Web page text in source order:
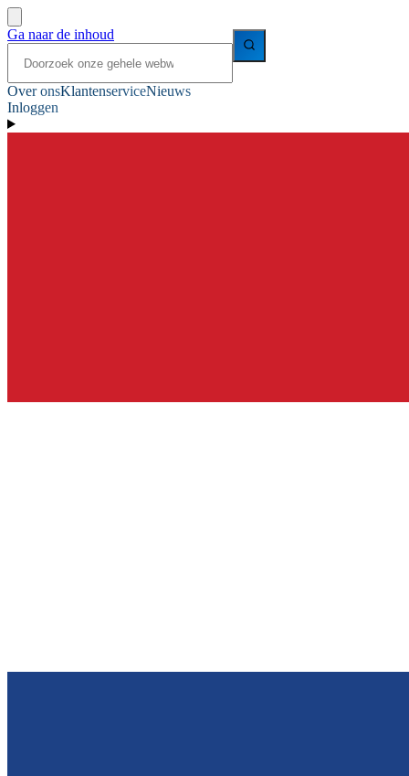
Ga naar de inhoud
Over onsKlantenserviceNieuws
Inloggen